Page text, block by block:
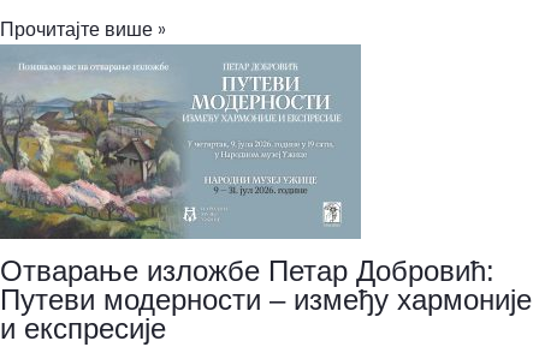
Прочитајте више »
Отварање изложбе Петар Добровић:
Путеви модерности – између хармоније
и експресије